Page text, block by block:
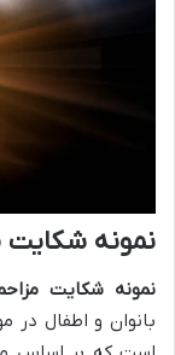
نمونه
نمونه شکایت
بانوان و اطفال در